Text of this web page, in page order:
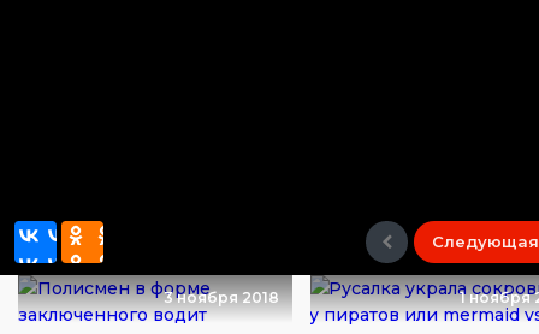
Следующая
3 ноября 2018 1 ноября